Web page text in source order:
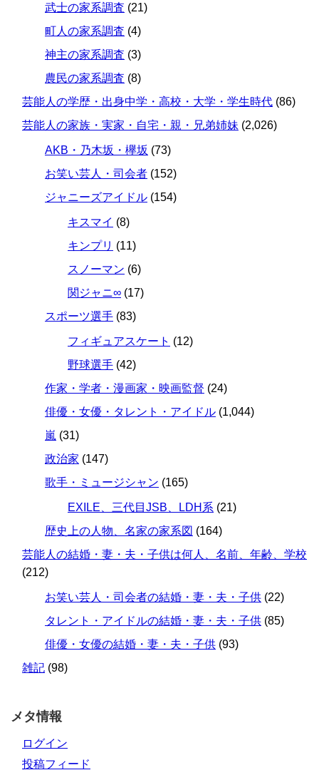
武士の家系調査 (21)
町人の家系調査 (4)
神主の家系調査 (3)
農民の家系調査 (8)
芸能人の学歴・出身中学・高校・大学・学生時代 (86)
芸能人の家族・実家・自宅・親・兄弟姉妹 (2,026)
AKB・乃木坂・欅坂 (73)
お笑い芸人・司会者 (152)
ジャニーズアイドル (154)
キスマイ (8)
キンプリ (11)
スノーマン (6)
関ジャニ∞ (17)
スポーツ選手 (83)
フィギュアスケート (12)
野球選手 (42)
作家・学者・漫画家・映画監督 (24)
俳優・女優・タレント・アイドル (1,044)
嵐 (31)
政治家 (147)
歌手・ミュージシャン (165)
EXILE、三代目JSB、LDH系 (21)
歴史上の人物、名家の家系図 (164)
芸能人の結婚・妻・夫・子供は何人、名前、年齢、学校
(212)
お笑い芸人・司会者の結婚・妻・夫・子供 (22)
タレント・アイドルの結婚・妻・夫・子供 (85)
俳優・女優の結婚・妻・夫・子供 (93)
雑記 (98)
メタ情報
ログイン
投稿フィード